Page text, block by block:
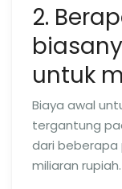
2.
untuk
Biaya awal
tergantung
dari beberapa
miliaran rupiah.